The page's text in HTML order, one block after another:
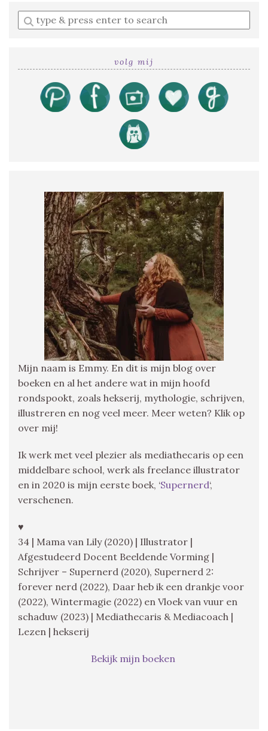
Enter
a
volg mij
Mijn naam is Emmy. En dit is mijn blog over
boeken en al het andere wat in mijn hoofd
rondspookt, zoals hekserij, mythologie, schrijven,
illustreren en nog veel meer. Meer weten? Klik op
over mij!
Ik werk met veel plezier als mediathecaris op een
middelbare school, werk als freelance illustrator
en in 2020 is mijn eerste boek, ‘Supernerd‘,
verschenen.
♥
34 | Mama van Lily (2020) | Illustrator |
Afgestudeerd Docent Beeldende Vorming |
Schrijver – Supernerd (2020), Supernerd 2:
forever nerd (2022), Daar heb ik een drankje voor
(2022), Wintermagie (2022) en Vloek van vuur en
schaduw (2023) | Mediathecaris & Mediacoach |
Lezen | hekserij
Bekijk mijn boeken